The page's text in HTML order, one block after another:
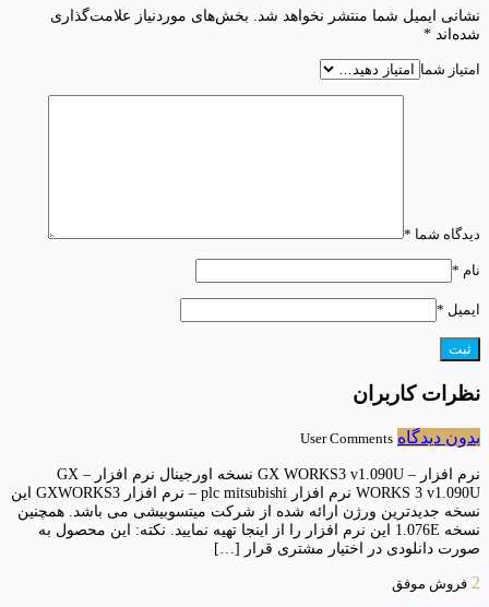
نشانی ایمیل شما منتشر نخواهد شد. بخش‌های موردنیاز علامت‌گذاری
شده‌اند *
امتیاز شما
دیدگاه شما *
نام *
ایمیل *
نظرات کاربران
بدون دیدگاه User Comments
نرم افزار – GX WORKS3 v1.090U نسخه اورجینال نرم افزار – GX
WORKS 3 v1.090U نرم افزار plc mitsubishi – نرم افزار GXWORKS3 این
نسخه جدیدترین ورژن ارائه شده از شرکت میتسوبیشی می باشد. همچنین
نسخه 1.076E این نرم افزار را از اینجا تهیه نمایید. نکته: این محصول به
صورت دانلودی در اختیار مشتری قرار […]
2 فروش موفق